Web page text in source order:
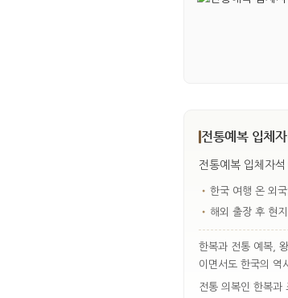
전통예복 입체
전통예복 입체자
• 한국 여행 온 외
• 해외 출장 후 현
한복과 전통 예복,
이면서도 한국의 역
전통 의복인 한복과